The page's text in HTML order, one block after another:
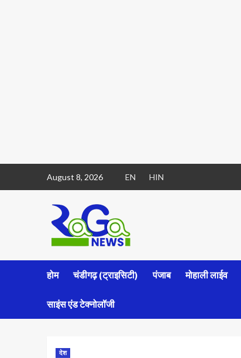
August 8, 2026 EN HIN
होम चंडीगढ़ (ट्राइसिटी) पंजाब मोहाली लाईव
साइंस एंड टेक्नोलॉजी
देश